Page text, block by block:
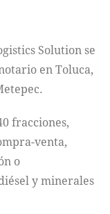
Solution se
en Toluca,
fracciones,
venta,
o
y minerales